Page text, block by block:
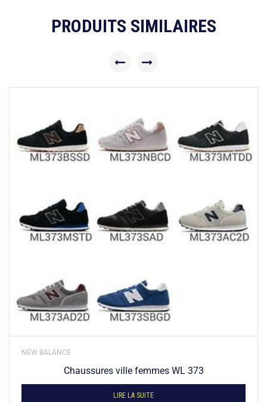
PRODUITS SIMILAIRES
NEW BALANCE
Chaussures ville femmes WL 373
LIRE LA SUITE